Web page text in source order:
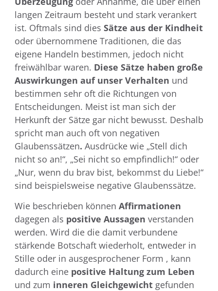
langen Zeitraum besteht und stark verankert
ist. Oftmals sind dies Sätze aus der Kindheit
oder übernommene Traditionen, die das
eigene Handeln bestimmen, jedoch nicht
freiwählbar waren. Diese Sätze haben große
Auswirkungen auf unser Verhalten und
bestimmen sehr oft die Richtungen von
Entscheidungen. Meist ist man sich der
Herkunft der Sätze gar nicht bewusst. Deshalb
spricht man auch oft von negativen
Glaubenssätzen. Ausdrücke wie „Stell dich
nicht so an!“, „Sei nicht so empfindlich!“ oder
„Nur, wenn du brav bist, bekommst du Liebe!“
sind beispielsweise negative Glaubenssätze.
Wie beschrieben können Affirmationen
dagegen als positive Aussagen verstanden
werden. Wird die die damit verbundene
stärkende Botschaft wiederholt, entweder in
Stille oder in ausgesprochener Form , kann
dadurch eine positive Haltung zum Leben
und zum inneren Gleichgewicht gefunden